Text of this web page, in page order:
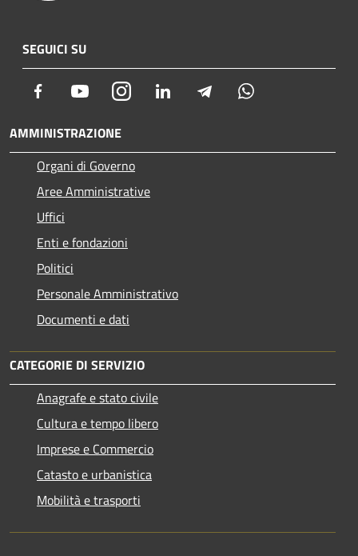
SEGUICI SU
Facebook YoutubeInstagram LinkedIn Telegram
AMMINISTRAZIONE
Organi di Governo
Aree Amministrative
Uffici
Enti e fondazioni
Politici
Personale Amministrativo
Documenti e dati
CATEGORIE DI SERVIZIO
Anagrafe e stato civile
Cultura e tempo libero
Imprese e Commercio
Catasto e urbanistica
Mobilità e trasporti